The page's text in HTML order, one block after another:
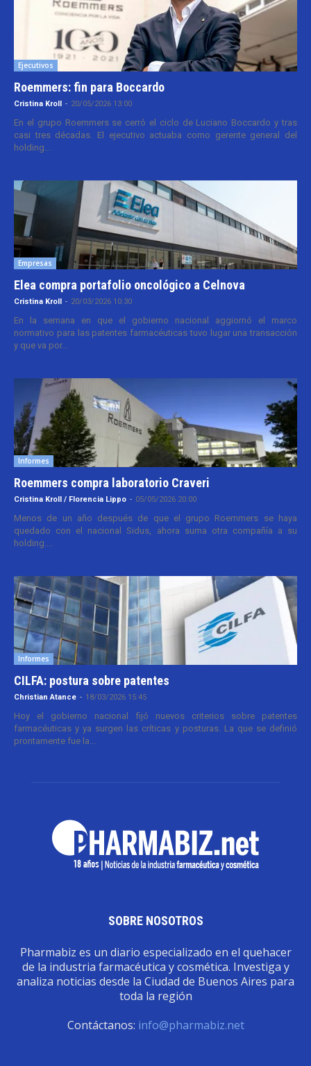
Ejecutivos
Roemmers: fin para Boccardo
Cristina Kroll - 20/05/2026 13:00
En el grupo Roemmers se cerró el ciclo de Luciano Boccardo y tras
casi tres décadas. El ejecutivo actuaba como gerente general del
holding...
Empresas
Elea compra portafolio oncológico a Celnova
Cristina Kroll - 20/03/2026 10:30
En la semana en que el gobierno nacional aggiornó el marco
normativo para las patentes farmacéuticas tuvo lugar una transacción
y que va por...
Informes
Roemmers compra laboratorio Craveri
Cristina Kroll / Florencia Lippo - 05/05/2026 20:00
Menos de un año después de que el grupo Roemmers se haya
quedado con el nacional Sidus, ahora suma otra compañía a su
holding....
Informes
CILFA: postura sobre patentes
Christian Atance - 18/03/2026 15:45
Hoy el gobierno nacional fijó nuevos criterios sobre patentes
farmacéuticas y ya surgen las críticas y posturas. La que se definió
prontamente fue la...
SOBRE NOSOTROS
Pharmabiz es un diario especializado en el quehacer
de la industria farmacéutica y cosmética. Investiga y
analiza noticias desde la Ciudad de Buenos Aires para
toda la región
Contáctanos: info@pharmabiz.net